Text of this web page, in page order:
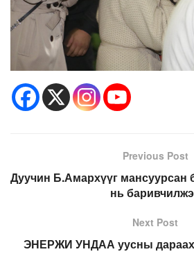
Previous Post
Дуучин Б.Амархүүг мансуурсан
нь
Next Post
ЭНЕРЖИ УНДАА уусны дараах